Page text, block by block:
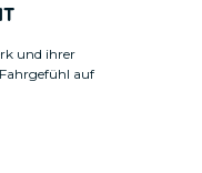
und ihrer
auf